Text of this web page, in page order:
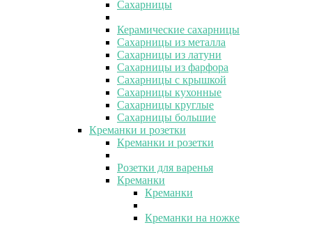
Сахарницы
Керамические сахарницы
Сахарницы из металла
Сахарницы из латуни
Сахарницы из фарфора
Сахарницы с крышкой
Сахарницы кухонные
Сахарницы круглые
Сахарницы большие
Креманки и розетки
Креманки и розетки
Розетки для варенья
Креманки
Креманки
Креманки на ножке